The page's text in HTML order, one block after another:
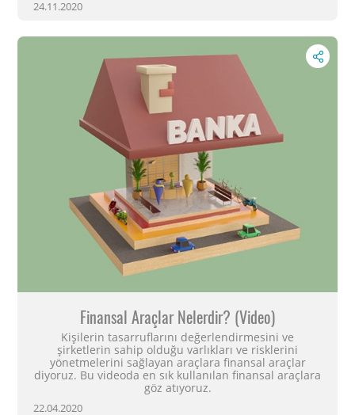
24.11.2020
Finansal Araçlar Nelerdir? (Video)
Kişilerin tasarruflarını değerlendirmesini ve
şirketlerin sahip olduğu varlıkları ve risklerini
yönetmelerini sağlayan araçlara finansal araçlar
diyoruz. Bu videoda en sık kullanılan finansal araçlara
göz atıyoruz.
22.04.2020